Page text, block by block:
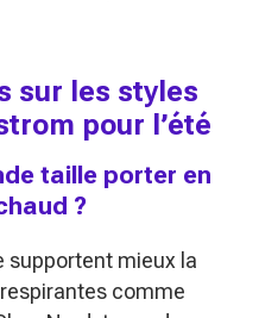
sur les styles
pour l’été
taille porter en
?
supportent mieux la
comme